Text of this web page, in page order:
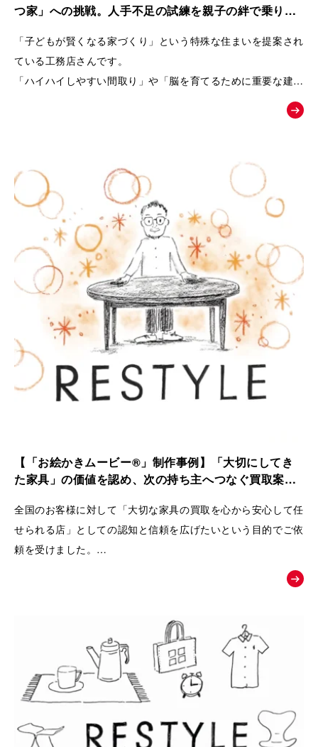
また、商品の魅力を一方的に伝えるのではなく、友人との会話
納得しながら家づくりを進めていく流れを描くことで、企業へ
の信頼感も醸成できるよう設計しています。
終盤では、実際のお客様の声や、会社の理念・アフターメンテ
「住むだけで家族が健やかに暮らせる家とは何か」
という価値を物語を通して伝え、共感した方が「まずは勉強会
へ参加してみよう」と自然に行動したくなることを目指した
「お絵かきムービー®︎」です。
つ家」への挑戦。人手不足の試練を親子の絆で乗り越
「子どもが賢くなる家づくり」という特殊な住まいを提案され
ている工務店さんです。
「ハイハイしやすい間取り」や「脳を育てるために重要な建材
世間一般ではまだ認知されていないことを、わかりやすくお客
【「お絵かきムービー®」制作事例】「大切にしてき
た家具」の価値を認め、次の持ち主へつなぐ買取案内
全国のお客様に対して「大切な家具の買取を心から安心して任
せられる店」としての認知と信頼を広げたいという目的でご依
頼を受けました。
ただの中古品として買い叩くのではなく、家具が持つ歴史やお
りとおもてなしの姿勢を広く理解してもらうために動画が制作